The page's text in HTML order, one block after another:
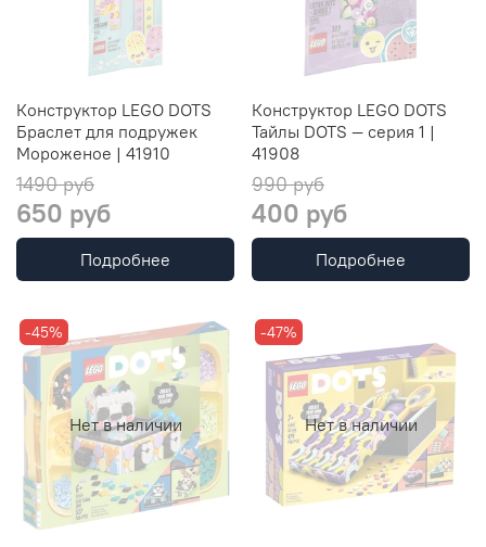
Конструктор LEGO DOTS
Браслет для подружек
Мороженое | 41910
1490 руб
650 руб
Подробнее
Конструктор LEGO DOTS
Тайлы DOTS — серия 1 |
41908
990 руб
400 руб
Подробнее
Нет в наличии
-45%
Нет в наличии
-47%